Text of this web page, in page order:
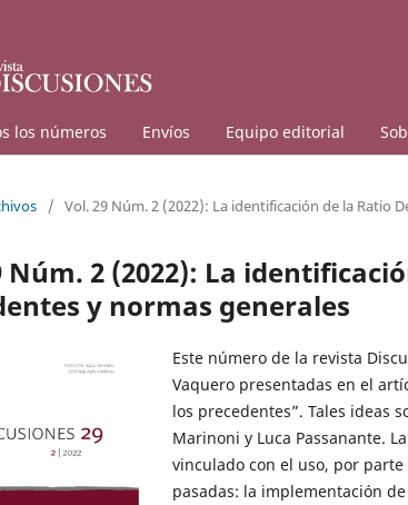
los números Envíos Equipo editorial
/ Vol. 29 Núm. 2 (2022): La identificación de la Ratio
Núm. 2 (2022): La
y normas generales
Este número de la revista
Vaquero presentadas en el
los precedentes”. Tales ideas
Marinoni y Luca Passanante.
vinculado con el uso, por
pasadas: la implementación